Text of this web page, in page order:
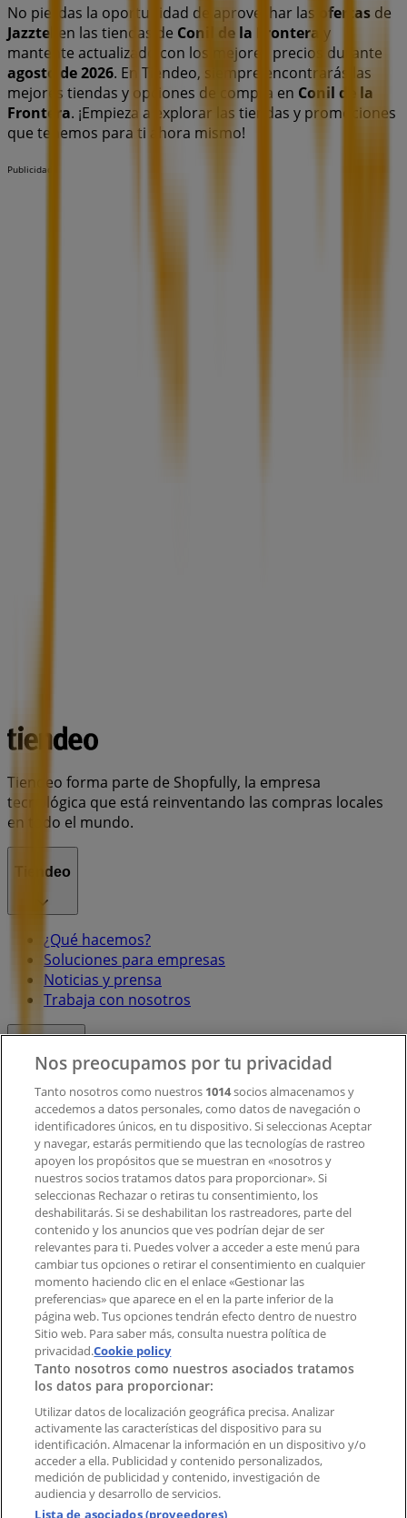
No pierdas la oportunidad de aprovechar las
ofertas de
Jazztel en las tiendas de Conil de la Frontera y
mantente actualizado con los mejores precios durante
agosto de 2026. En Tiendeo, siempre encontrarás las
mejores tiendas y opciones de compra en Conil de la
Frontera. ¡Empieza a explorar las tiendas y promociones
que tenemos para ti ahora mismo!
Publicidad
Tiendeo forma parte de Shopfully, la empresa
tecnológica que está reinventando las compras locales
en todo el mundo.
Tiendeo
¿Qué hacemos?
Soluciones para empresas
Noticias y prensa
Trabaja con nosotros
Contacto comercial y de marketing
Tienda mal colocada en el mapa
Notificar un folleto
¿Encontraste un problema en la web o en la
aplicación?
Índices
Marcas
Marcas locales
Negocios
Negocios cercanos
Productos
Productos locales
Ciudades
Descargar la APP Tiendeo
Nos preocupamos por tu privacidad
Tanto nosotros como nuestros 1014socios almacenamos y
accedemos a datos personales, como datos de navegación o
identificadores únicos, en tu dispositivo. Si seleccionas Aceptar
y navegar, estarás permitiendo que las tecnologías de rastreo
apoyen los propósitos que se muestran en «nosotros y
nuestros socios tratamos datos para proporcionar». Si
seleccionas Rechazar o retiras tu consentimiento, los
deshabilitarás. Si se deshabilitan los rastreadores, parte del
contenido y los anuncios que ves podrían dejar de ser
relevantes para ti. Puedes volver a acceder a este menú para
cambiar tus opciones o retirar el consentimiento en cualquier
momento haciendo clic en el enlace «Gestionar las
preferencias» que aparece en el en la parte inferior de la
página web. Tus opciones tendrán efecto dentro de nuestro
Sitio web. Para saber más, consulta nuestra política de
privacidad.Cookie policy
Tanto nosotros como nuestros asociados tratamos
los datos para proporcionar:
Utilizar datos de localización geográfica precisa. Analizar
activamente las características del dispositivo para su
identificación. Almacenar la información en un dispositivo y/o
acceder a ella. Publicidad y contenido personalizados,
medición de publicidad y contenido, investigación de
audiencia y desarrollo de servicios.
Lista de asociados (proveedores)